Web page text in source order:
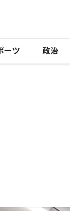
ーツ 政治